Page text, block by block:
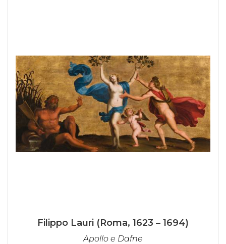
Filippo Lauri (Roma, 1623 – 1694)
Apollo e Dafne